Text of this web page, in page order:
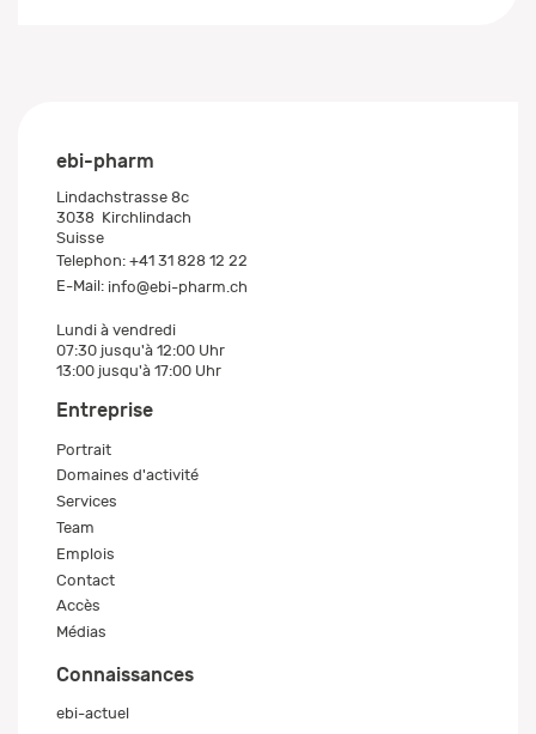
ebi-pharm
Lindachstrasse 8c
3038 Kirchlindach
Suisse
Telephon: +41 31 828 12 22
E-Mail: info@ebi-pharm.ch
Lundi à vendredi
07:30 jusqu'à 12:00 Uhr
13:00 jusqu'à 17:00 Uhr
Entreprise
Portrait
Domaines d'activité
Services
Team
Emplois
Contact
Accès
Médias
Connaissances
ebi-actuel